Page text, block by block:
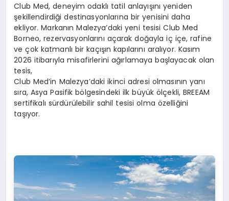
Club Med, deneyim odaklı tatil anlayışını yeniden
şekillendirdiği destinasyonlarına bir yenisini daha
ekliyor. Markanın Malezya’daki yeni tesisi Club Med
Borneo, rezervasyonlarını açarak doğayla iç içe, rafine
ve çok katmanlı bir kaçışın kapılarını aralıyor. Kasım
2026 itibarıyla misafirlerini ağırlamaya başlayacak olan
tesis,
Club Med’in Malezya’daki ikinci adresi olmasının yanı
sıra, Asya Pasifik bölgesindeki ilk büyük ölçekli, BREEAM
sertifikalı sürdürülebilir sahil tesisi olma özelliğini
taşıyor.